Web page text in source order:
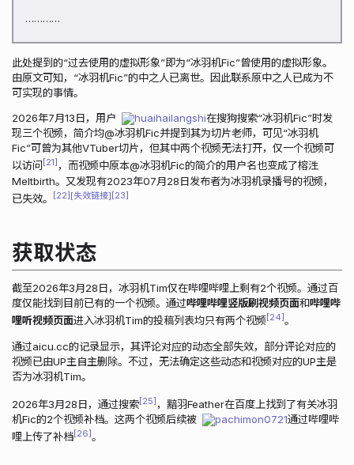
…………
此处提到的“过去使用的虚拟形象”即为“冰羽机Fic”曾使用的虚拟形象。
由原文可知，“冰羽机Fic”的中之人已离世。因此联系原中之人已成为不
可实现的事情。
2026年7月13日，用户 huaihailangshi在搜狗搜索“冰羽机Fic”时发
现三个视频，简介均@冰羽机Fic并提到其为切片老师，可见“冰羽机
Fic”可曾为其他VTuber切片，但其中两个视频无法打开，仅一个视频可
以访问
21 ，而视频中原本@冰羽机Fic的简介的用户名也变成了榕泩
Meltbirth。又发现有2023年07月28日发布者为冰羽机录播号的视频，
已失效。
22 失效链接 23
获取状态
截至2026年3月28日，冰羽机Tim仅在哔哩哔哩上剩有2个视频。通过百
度仅能找到目前已有的一个视频。通过哔哩哔哩竖版刷视频页面和哔哩哔
哩听视频页面进入冰羽机Tim的投稿列表均只有两个视频 24 。
通过aicu.cc的记录显示，其评论对应的动态全部失效，部分评论对应的
视频已由UP主自主删除。不过，无法确定这些动态和视频对应的UP主是
否为冰羽机Tim。
2026年3月28日，通过搜索 25 ，黯羽Feather在百度上找到了有关冰羽
机Fic的2个视频补档。这两个视频后续被
pachimon0721通过哔哩哔
哩上传了补档 26 。